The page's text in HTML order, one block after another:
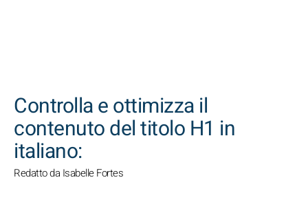
Controlla e ottimizza il
contenuto del titolo H1 in
italiano:
Redatto da Isabelle Fortes